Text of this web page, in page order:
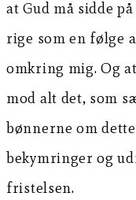
at Gud må sidde
rige som en følge
omkring mig. Og
mod alt det, som
bønnerne om
bekymringer og
fristelsen.